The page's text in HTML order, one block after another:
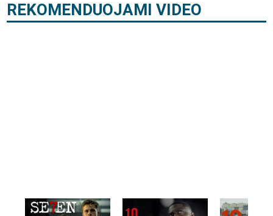
REKOMENDUOJAMI VIDEO